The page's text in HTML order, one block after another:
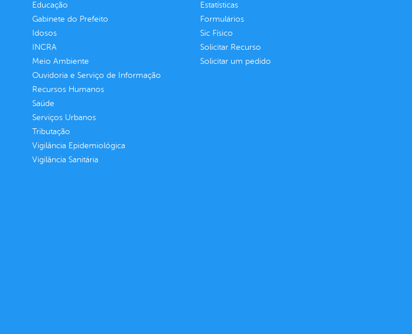
Educação
Gabinete do Prefeito
Idosos
INCRA
Meio Ambiente
Ouvidoria e Serviço de Informação
Recursos Humanos
Saúde
Serviços Urbanos
Tributação
Vigilância Epidemiológica
Vigilância Sanitária
Estatísticas
Formulários
Sic Físico
Solicitar Recurso
Solicitar um pedido